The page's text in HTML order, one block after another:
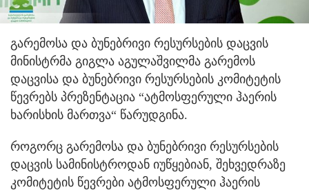
გარემოსა და ბუნებრივი რესურსების დაცვის
მინისტრმა გიგლა აგულაშვილმა გარემოს
დაცვისა და ბუნებრივი რესურსების კომიტეტის
წევრებს პრეზენტაცია “ატმოსფერული ჰაერის
ხარისხის მართვა“ წარუდგინა.
როგორც გარემოსა და ბუნებრივი რესურსების
დაცვის სამინისტროდან იუწყებიან, შეხვედრაზე
კომიტეტის წევრები ატმოსფერული ჰაერის